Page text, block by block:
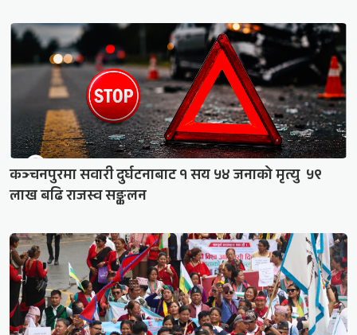
कञ्चनपुरमा सवारी दुर्घटनाबाट १ सय ५४ जनाको मृत्यु ५९
लाख बढि राजस्व सङ्कलन